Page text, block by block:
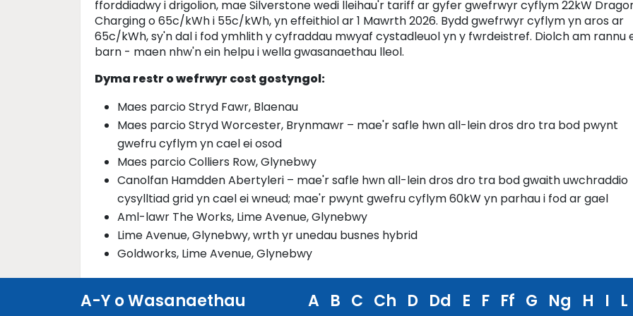
fforddiadwy i drigolion, mae Silverstone wedi lleihau'r tariff ar gyfer gwefrwyr cyflym 22kW
Charging o 65c/kWh i 55c/kWh, yn effeithiol ar 1 Mawrth 2026. Bydd gwefrwyr cyflym yn aros ar
65c/kWh, sy'n dal i fod ymhlith y cyfraddau mwyaf cystadleuol yn y fwrdeistref. Diolch am rannu
barn - maen nhw'n ein helpu i wella gwasanaethau lleol.
Dyma restr o wefrwyr cost gostyngol:
Maes parcio Stryd Fawr, Blaenau
Maes parcio Stryd Worcester, Brynmawr – mae'r safle hwn all-lein dros dro tra bod pwynt
gwefru cyflym yn cael ei osod
Maes parcio Colliers Row, Glynebwy
Canolfan Hamdden Abertyleri – mae'r safle hwn all-lein dros dro tra bod gwaith uwchraddio
cysylltiad grid yn cael ei wneud; mae'r pwynt gwefru cyflym 60kW yn parhau i fod ar gael
Aml-lawr The Works, Lime Avenue, Glynebwy
Lime Avenue, Glynebwy, wrth yr unedau busnes hybrid
Goldworks, Lime Avenue, Glynebwy
A-Y o Wasanaethau A B C Ch D Dd E F Ff G Ng H I L